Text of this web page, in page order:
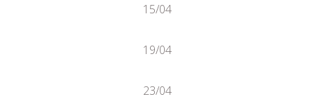
15/04
19/04
23/04